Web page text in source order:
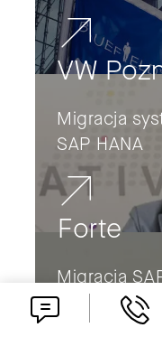
VW
Migracja
SAP HANA
Forte
Migracja
HANA